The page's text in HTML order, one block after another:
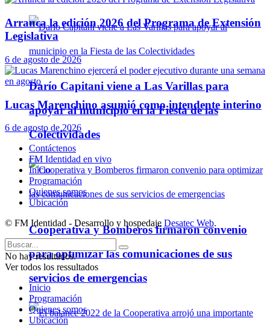
Darío Capitani viene a Las Varillas para
apoyar al municipio en la Fiesta de las
Colectividades
Cooperativa y Bomberos firmaron convenio
para optimizar las comunicaciones de sus
servicios de emergencias
Arranca la edición 2026 del Programa de Extensión
Legislativa
6 de agosto de 2026
Lucas Marenchino asumió como intendente interino
6 de agosto de 2026
Contáctenos
FM Identidad en vivo
Inicio
Programación
Quienes somos
Ubicación
© FM Identidad - Desarrollo y hospedaje Desatec Web.
No hay resultados.
Ver todos los ressultados
Inicio
Programación
Quienes somos
Ubicación